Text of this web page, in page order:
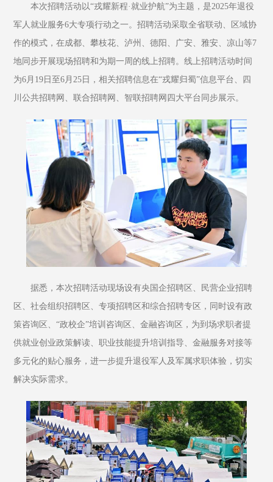
本次招聘活动以“戎耀新程·就业护航”为主题，是2025年退役
军人就业服务6大专项行动之一。招聘活动采取全省联动、区域协
作的模式，在成都、攀枝花、泸州、德阳、广安、雅安、凉山等7
地同步开展现场招聘和为期一周的线上招聘。线上招聘活动时间
为6月19日至6月25日，相关招聘信息在“戎耀归蜀”信息平台、四
川公共招聘网、联合招聘网、智联招聘网四大平台同步展示。
据悉，本次招聘活动现场设有央国企招聘区、民营企业招聘
区、社会组织招聘区、专项招聘区和综合招聘专区，同时设有政
策咨询区、“政校企”培训咨询区、金融咨询区，为到场求职者提
供就业创业政策解读、职业技能提升培训指导、金融服务对接等
多元化的贴心服务，进一步提升退役军人及军属求职体验，切实
解决实际需求。